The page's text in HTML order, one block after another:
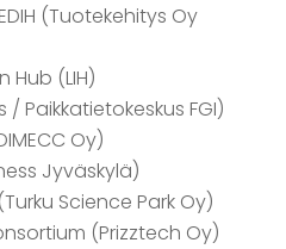
(Tuotekehitys Oy
(LIH)
Paikkatietokeskus FGI)
Oy)
Jyväskylä)
Science Park Oy)
(Prizztech Oy)